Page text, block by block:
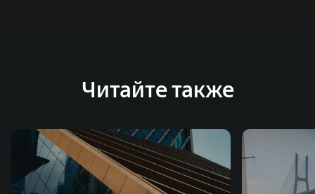
зарубежных – в России, Таиланде, Бразилии и Индии, а
Читайте также